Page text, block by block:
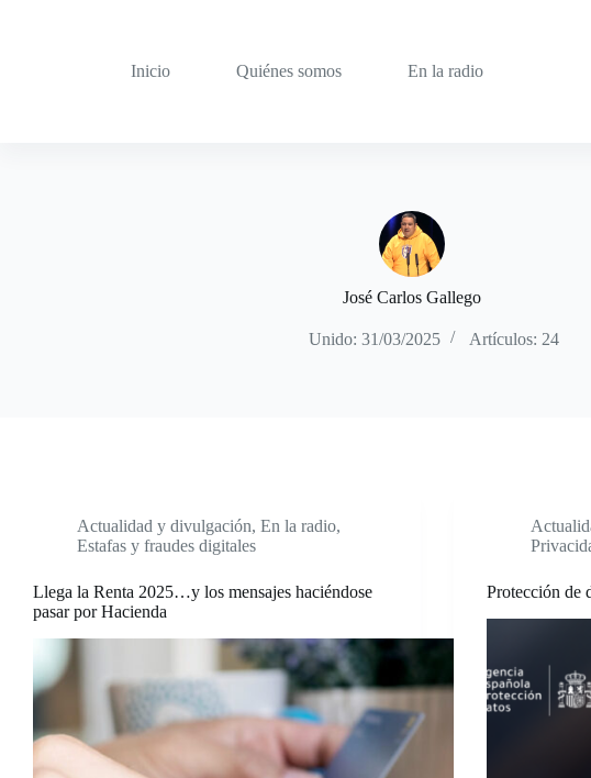
Inicio
Quiénes somos En la radio
José Carlos Gallego
Unido: 31/03/2025 Artículos: 24
Actualidad y divulgación, En la radio,
Estafas y fraudes digitales
Llega la Renta 2025…y los mensajes haciéndose
pasar por Hacienda
Protección de